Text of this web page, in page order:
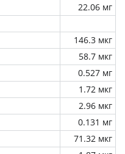
22.06 мг
146.3 мкг
58.7 мкг
0.527 мг
1.72 мкг
2.96 мкг
0.131 мг
71.32 мкг